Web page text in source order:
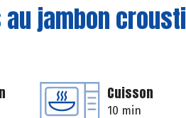
jambon
Cuisson
10 min